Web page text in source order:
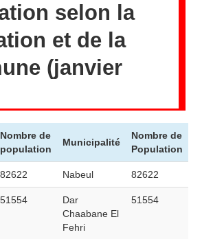
selon la
et de la
(janvier
Nombre de
population
Municipalité
Nombre de
Population
82622 Nabeul 82622
51554
Dar
Chaabane El
Fehri
51554